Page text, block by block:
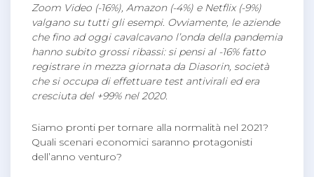
Zoom Video (-16%), Amazon (-4%) e Netflix (-9%)
valgano su tutti gli esempi. Ovviamente, le aziende
che fino ad oggi cavalcavano l’onda della pandemia
hanno subito grossi ribassi: si pensi al -16% fatto
registrare in mezza giornata da Diasorin, società
che si occupa di effettuare test antivirali ed era
cresciuta del +99% nel 2020.
Siamo pronti per tornare alla normalità nel 2021?
Quali scenari economici saranno protagonisti
dell’anno venturo?